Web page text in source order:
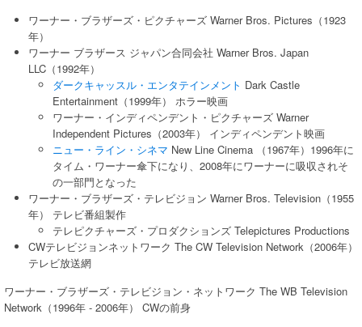
ワーナー・ブラザーズ・ピクチャーズ Warner Bros. Pictures（1923
年）
ワーナー ブラザース ジャパン合同会社 Warner Bros. Japan
LLC（1992年）
ダークキャッスル・エンタテインメント Dark Castle
Entertainment（1999年） ホラー映画
ワーナー・インディペンデント・ピクチャーズ Warner
Independent Pictures（2003年） インディペンデント映画
ニュー・ライン・シネマ New Line Cinema （1967年）1996年に
タイム・ワーナー傘下になり、2008年にワーナーに吸収されそ
の一部門となった
ワーナー・ブラザーズ・テレビジョン Warner Bros. Television（1955
年） テレビ番組製作
テレピクチャーズ・プロダクションズ Telepictures Productions
CWテレビジョンネットワーク The CW Television Network（2006年）
テレビ放送網
ワーナー・ブラザーズ・テレビジョン・ネットワーク The WB Television
Network（1996年 - 2006年） CWの前身